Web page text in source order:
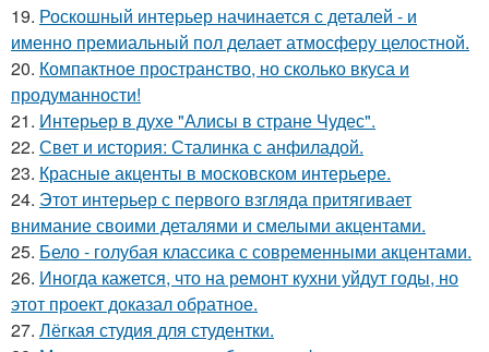
19. Роскошный интерьер начинается с деталей - и
именно премиальный пол делает атмосферу целостной.
20. Компактное пространство, но сколько вкуса и
продуманности!
21. Интерьер в духе "Алисы в стране Чудес".
22. Свет и история: Сталинка с анфиладой.
23. Красные акценты в московском интерьере.
24. Этот интерьер с первого взгляда притягивает
внимание своими деталями и смелыми акцентами.
25. Бело - голубая классика с современными акцентами.
26. Иногда кажется, что на ремонт кухни уйдут годы, но
этот проект доказал обратное.
27. Лёгкая студия для студентки.